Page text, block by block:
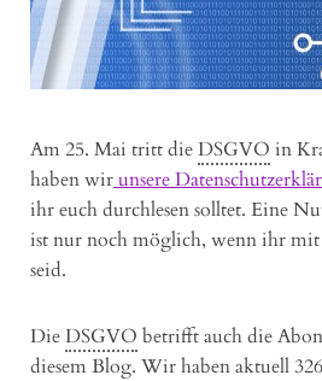
Am 25. Mai tritt dieDSGVO in
haben wirunsere
ihr euch durchlesen solltet. Eine
ist nur noch möglich, wenn ihr mit
seid.
DieDSGVO betrifft auch die
diesem Blog. Wir haben aktuell